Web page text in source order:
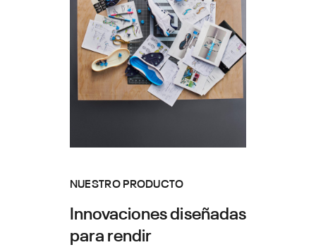
NUESTRO PRODUCTO
Innovaciones diseñadas
para rendir